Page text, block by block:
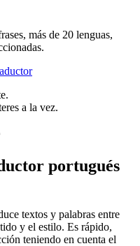
más de 20 lenguas,
a la vez.
portugués
textos y palabras entre
y el estilo. Es rápido,
teniendo en cuenta el